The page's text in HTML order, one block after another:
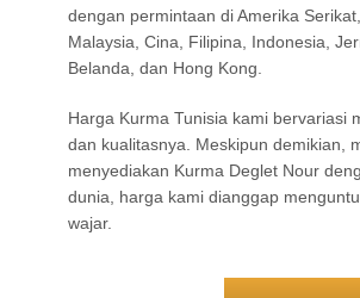
dengan permintaan di Amerika
Malaysia, Cina, Filipina, Indonesia,
Belanda, dan Hong Kong.
Harga Kurma Tunisia kami bervariasi
dan kualitasnya. Meskipun demikian,
menyediakan Kurma Deglet Nour
dunia, harga kami dianggap
wajar.